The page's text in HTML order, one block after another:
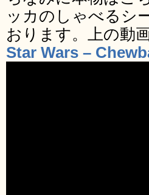
ッカのしゃべるシ
おります。上の動
Star Wars –